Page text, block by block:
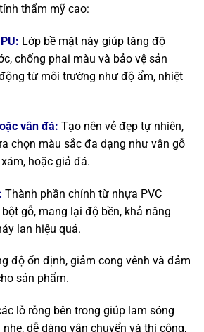
thẩm mỹ cao:
Lớp bề mặt này giúp tăng độ
chống phai màu và bảo vệ sản
từ môi trường như độ ẩm, nhiệt
vân đá: Tạo nên vẻ đẹp tự nhiên,
chọn màu sắc đa dạng như vân gỗ
hoặc giả đá.
Thành phần chính từ nhựa PVC
gỗ, mang lại độ bền, khả năng
lan hiệu quả.
độ ổn định, giảm cong vênh và đảm
sản phẩm.
lỗ rỗng bên trong giúp lam sóng
dễ dàng vận chuyển và thi công,